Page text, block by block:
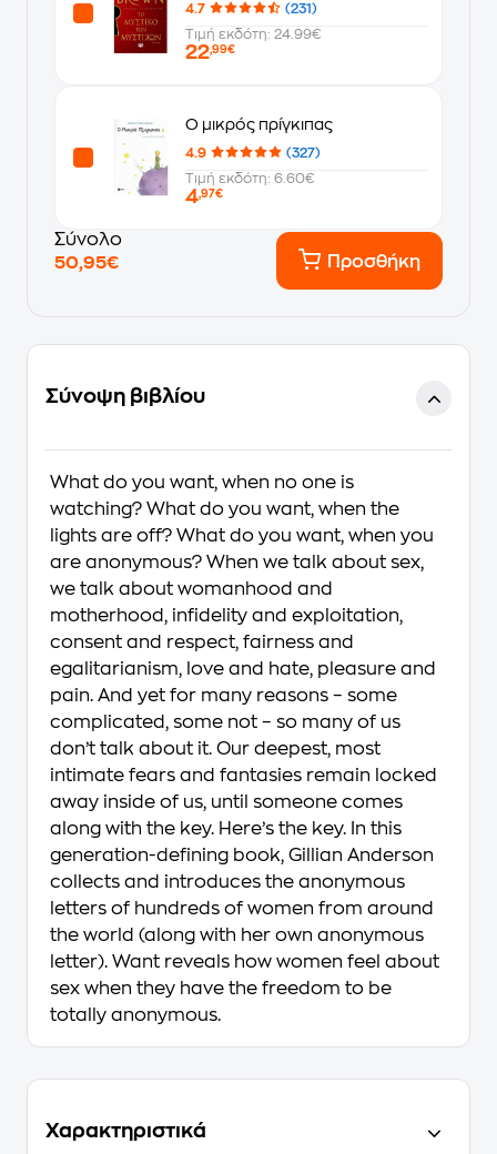
4.7
(231)
Τιμή εκδότη: 24.99€
22,99€
Ο μικρός πρίγκιπας
4.9
(327)
Τιμή εκδότη: 6.60€
4,97€
Σύνολο
50,95€
Προσθήκη
Σύνοψη βιβλίου
What do you want, when no one is
watching? What do you want, when the
lights are off? What do you want, when you
are anonymous? When we talk about sex,
we talk about womanhood and
motherhood, infidelity and exploitation,
consent and respect, fairness and
egalitarianism, love and hate, pleasure and
pain. And yet for many reasons – some
complicated, some not – so many of us
don’t talk about it. Our deepest, most
intimate fears and fantasies remain locked
away inside of us, until someone comes
along with the key. Here’s the key. In this
generation-defining book, Gillian Anderson
collects and introduces the anonymous
letters of hundreds of women from around
the world (along with her own anonymous
letter). Want reveals how women feel about
sex when they have the freedom to be
totally anonymous.
Χαρακτηριστικά